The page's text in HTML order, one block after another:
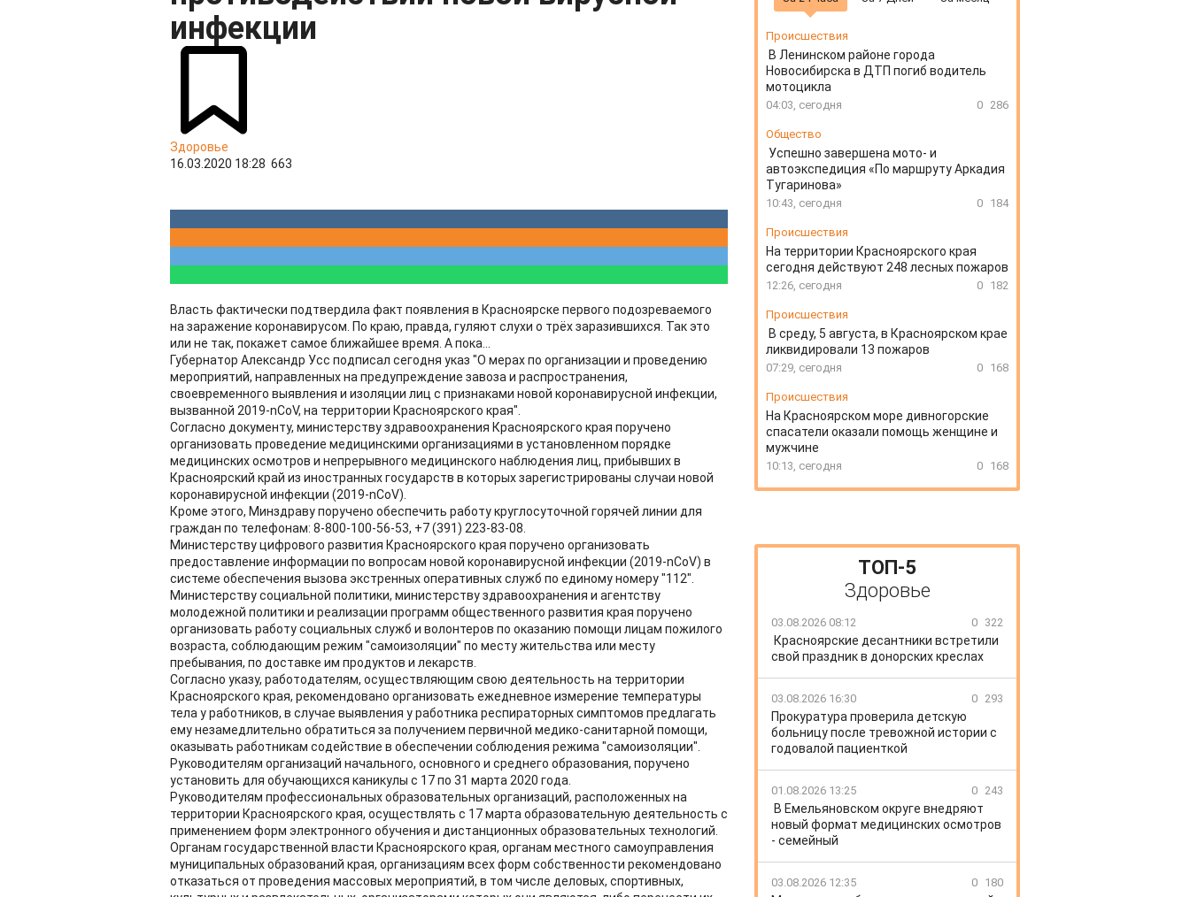
инфекции
Здоровье
16.03.2020 18:28 663
Власть фактически подтвердила факт появления в Красноярске первого подозреваемого
на заражение коронавирусом. По краю, правда, гуляют слухи о трёх заразившихся. Так это
или не так, покажет самое ближайшее время. А пока...
Губернатор Александр Усс подписал сегодня указ "О мерах по организации и проведению
мероприятий, направленных на предупреждение завоза и распространения,
своевременного выявления и изоляции лиц с признаками новой коронавирусной инфекции,
вызванной 2019-nCoV, на территории Красноярского края".
Согласно документу, министерству здравоохранения Красноярского края поручено
организовать проведение медицинскими организациями в установленном порядке
медицинских осмотров и непрерывного медицинского наблюдения лиц, прибывших в
Красноярский край из иностранных государств в которых зарегистрированы случаи новой
коронавирусной инфекции (2019-nCoV).
Кроме этого, Минздраву поручено обеспечить работу круглосуточной горячей линии для
граждан по телефонам: 8-800-100-56-53, +7 (391) 223-83-08.
Министерству цифрового развития Красноярского края поручено организовать
предоставление информации по вопросам новой коронавирусной инфекции (2019-nCoV) в
системе обеспечения вызова экстренных оперативных служб по единому номеру "112".
Министерству социальной политики, министерству здравоохранения и агентству
молодежной политики и реализации программ общественного развития края поручено
организовать работу социальных служб и волонтеров по оказанию помощи лицам пожилого
возраста, соблюдающим режим "самоизоляции" по месту жительства или месту
пребывания, по доставке им продуктов и лекарств.
Согласно указу, работодателям, осуществляющим свою деятельность на территории
Красноярского края, рекомендовано организовать ежедневное измерение температуры
тела у работников, в случае выявления у работника респираторных симптомов предлагать
ему незамедлительно обратиться за получением первичной медико-санитарной помощи,
оказывать работникам содействие в обеспечении соблюдения режима "самоизоляции".
Руководителям организаций начального, основного и среднего образования, поручено
установить для обучающихся каникулы с 17 по 31 марта 2020 года.
Руководителям профессиональных образовательных организаций, расположенных на
территории Красноярского края, осуществлять с 17 марта образовательную деятельность с
применением форм электронного обучения и дистанционных образовательных технологий.
Органам государственной власти Красноярского края, органам местного самоуправления
муниципальных образований края, организациям всех форм собственности рекомендовано
отказаться от проведения массовых мероприятий, в том числе деловых, спортивных,
Происшествия
В Ленинском районе города
Новосибирска в ДТП погиб водитель
мотоцикла
04:03, сегодня 0 286
Общество
Успешно завершена мото- и
автоэкспедиция «По маршруту Аркадия
Тугаринова»
10:43, сегодня 0 184
Происшествия
На территории Красноярского края
сегодня действуют 248 лесных пожаров
12:26, сегодня 0 182
Происшествия
В среду, 5 августа, в Красноярском крае
ликвидировали 13 пожаров
07:29, сегодня 0 168
Происшествия
На Красноярском море дивногорские
спасатели оказали помощь женщине и
мужчине
10:13, сегодня 0 168
ТОП-5
Здоровье
03.08.2026 08:12 0 322
Красноярские десантники встретили
свой праздник в донорских креслах
03.08.2026 16:30 0 293
Прокуратура проверила детскую
больницу после тревожной истории с
годовалой пациенткой
01.08.2026 13:25 0 243
В Емельяновском округе внедряют
новый формат медицинских осмотров
- семейный
03.08.2026 12:35 0 180